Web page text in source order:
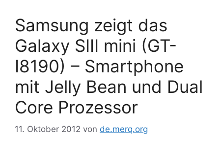
Samsung zeigt das
Galaxy SIII mini (GT-
I8190) – Smartphone
mit Jelly Bean und Dual
Core Prozessor
11. Oktober 2012 von de.merq.org